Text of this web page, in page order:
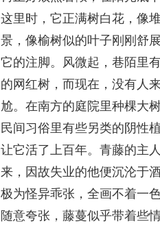
这里时，它正满树白花，像
景，像榆树似的叶子刚刚舒
它的注脚。风微起，巷陌里
的网红树，而现在，没有人
尬。在南方的庭院里种棵大
民间习俗里有些另类的阴性
让它活了上百年。青藤的主
来，因故失业的他便沉沦于
极为怪异乖张，全画不着一
随意夸张，藤蔓似乎带着些